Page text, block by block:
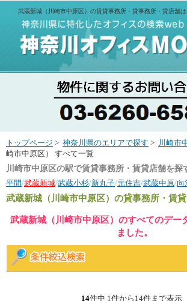
武蔵新城（川崎市中原区）の賃貸事務所・貸事務所・貸店舗
トップページ > 神奈川県のエリアで探す > 川崎市
崎市中原区） すべて一覧
川崎市中原区の駅で賃貸事務所・賃貸店舗を探
平間/武蔵新城/武蔵小杉/新丸子/元住吉/武蔵中原/向
武蔵新城（川崎市中原区） の貸事務所・賃
武蔵新城（川崎市中原区）のすべてのデー
ました。
14件中 1件から14件まで表示